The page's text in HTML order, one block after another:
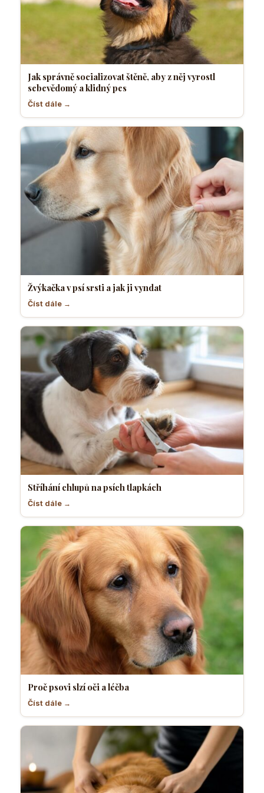
Jak správně socializovat štěně, aby z něj vyrostl
sebevědomý a klidný pes
Číst dále →
Žvýkačka v psí srsti a jak ji vyndat
Číst dále →
Stříhání chlupů na psích tlapkách
Číst dále →
Proč psovi slzí oči a léčba
Číst dále →